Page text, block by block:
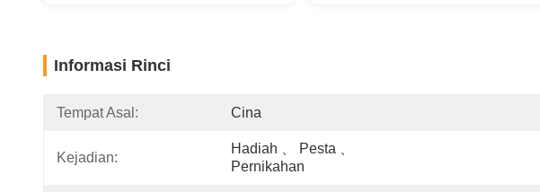
Informasi Rinci
Tempat Asal: Cina
Kejadian:
Hadiah 、 Pesta 、
Pernikahan